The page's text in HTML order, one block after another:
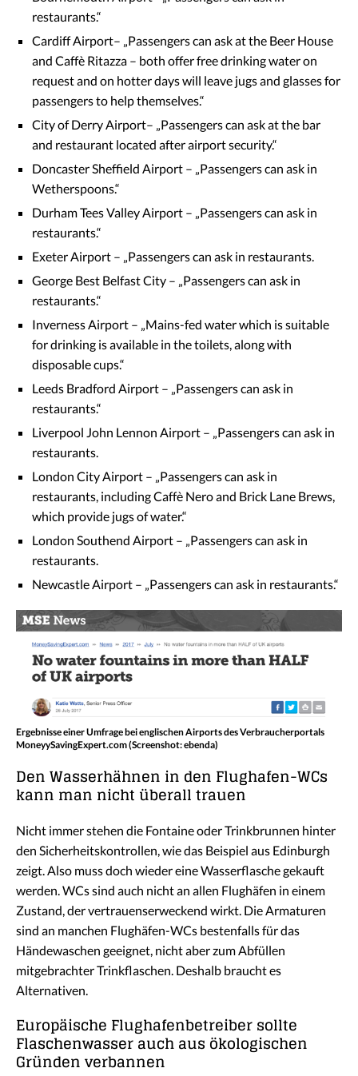
restaurants.“
Cardiff Airport– „Passengers can ask at the Beer House
and Caffè Ritazza – both offer free drinking water on
request and on hotter days will leave jugs and glasses for
passengers to help themselves.“
City of Derry Airport– „Passengers can ask at the bar
and restaurant located after airport security.“
Doncaster Sheffield Airport – „Passengers can ask in
Wetherspoons.“
Durham Tees Valley Airport – „Passengers can ask in
restaurants.“
Exeter Airport – „Passengers can ask in restaurants.
George Best Belfast City – „Passengers can ask in
restaurants.“
Inverness Airport – „Mains-fed water which is suitable
for drinking is available in the toilets, along with
disposable cups.“
Leeds Bradford Airport – „Passengers can ask in
restaurants.“
Liverpool John Lennon Airport – „Passengers can ask in
restaurants.
London City Airport – „Passengers can ask in
restaurants, including Caffè Nero and Brick Lane Brews,
which provide jugs of water.“
London Southend Airport – „Passengers can ask in
restaurants.
Newcastle Airport – „Passengers can ask in restaurants.“
Ergebnisse einer Umfrage bei englischen Airports des Verbraucherportals
MoneyySavingExpert.com (Screenshot: ebenda)
Den Wasserhähnen in den Flughafen-WCs
kann man nicht überall trauen
Nicht immer stehen die Fontaine oder Trinkbrunnen hinter
den Sicherheitskontrollen, wie das Beispiel aus Edinburgh
zeigt. Also muss doch wieder eine Wasserflasche gekauft
werden. WCs sind auch nicht an allen Flughäfen in einem
Zustand, der vertrauenserweckend wirkt. Die Armaturen
sind an manchen Flughäfen-WCs bestenfalls für das
Händewaschen geeignet, nicht aber zum Abfüllen
mitgebrachter Trinkflaschen. Deshalb braucht es
Alternativen.
Europäische Flughafenbetreiber sollte
Flaschenwasser auch aus ökologischen
Gründen verbannen